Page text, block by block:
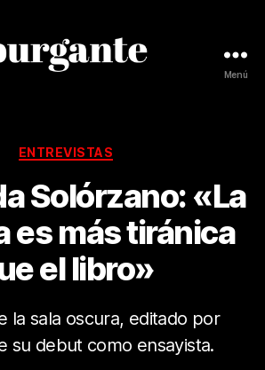
Menú
Categorías
ENTREVISTAS
Solórzano: «La
es más tiránica
el libro»
la sala oscura, editado por
su debut como ensayista.